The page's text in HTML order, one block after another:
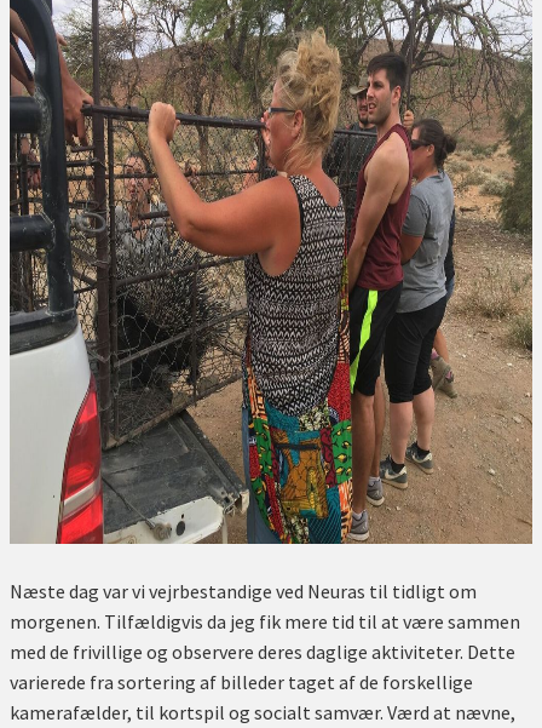
Næste dag var vi vejrbestandige ved Neuras til tidligt om
morgenen. Tilfældigvis da jeg fik mere tid til at være sammen
med de frivillige og observere deres daglige aktiviteter. Dette
varierede fra sortering af billeder taget af de forskellige
kamerafælder, til kortspil og socialt samvær. Værd at nævne,